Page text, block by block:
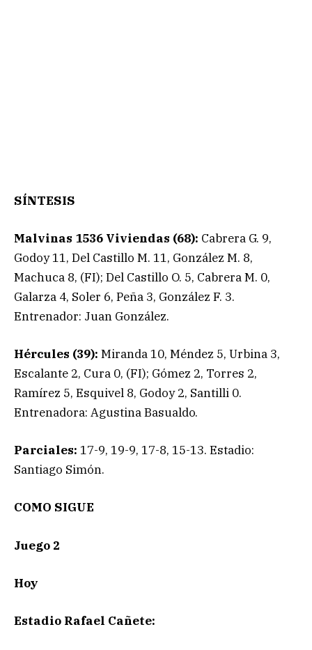
SÍNTESIS
Malvinas 1536 Viviendas (68): Cabrera G. 9,
Godoy 11, Del Castillo M. 11, González M. 8,
Machuca 8, (FI); Del Castillo O. 5, Cabrera M. 0,
Galarza 4, Soler 6, Peña 3, González F. 3.
Entrenador: Juan González.
Hércules (39): Miranda 10, Méndez 5, Urbina 3,
Escalante 2, Cura 0, (FI); Gómez 2, Torres 2,
Ramírez 5, Esquivel 8, Godoy 2, Santilli 0.
Entrenadora: Agustina Basualdo.
Parciales: 17-9, 19-9, 17-8, 15-13. Estadio:
Santiago Simón.
COMO SIGUE
Juego 2
Hoy
Estadio Rafael Cañete: